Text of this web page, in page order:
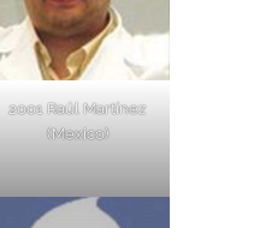
2001 Raúl Martínez
(Mexico)